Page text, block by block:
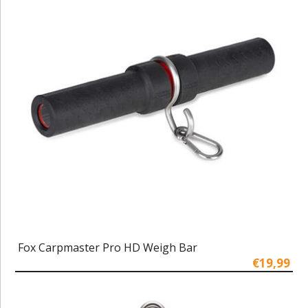
Fox Carpmaster Pro HD Weigh Bar
€19,99